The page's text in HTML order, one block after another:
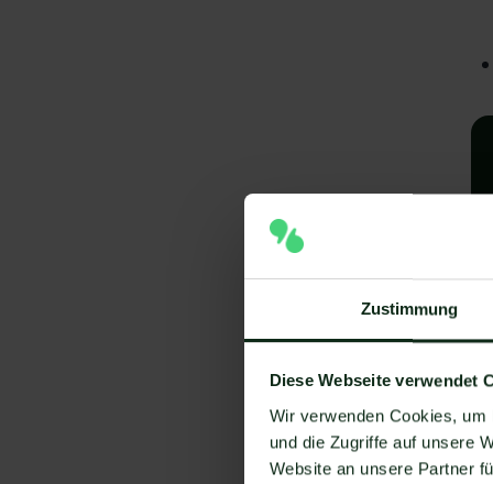
Zustimmung
Diese Webseite verwendet
Wir verwenden Cookies,
und die Zugriffe auf unsere
Website an unsere Partner